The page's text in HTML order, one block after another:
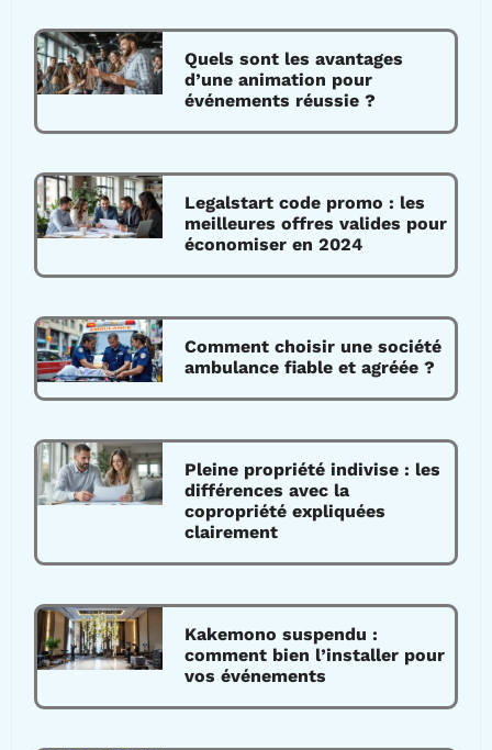
Quels sont les avantages
d’une animation pour
événements réussie ?
Legalstart code promo : les
meilleures offres valides pour
économiser en 2024
Comment choisir une société
ambulance fiable et agréée ?
Pleine propriété indivise : les
différences avec la
copropriété expliquées
clairement
Kakemono suspendu :
comment bien l’installer pour
vos événements